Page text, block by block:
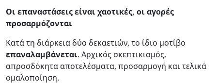
Οι επαναστάσεις είναι χαοτικές, οι αγορές
προσαρμόζονται
Κατά τη διάρκεια δύο δεκαετιών, το ίδιο μοτίβο
επαναλαμβάνεται. Αρχικός σκεπτικισμός,
απροσδόκητα αποτελέσματα, προσαρμογή και τελικά
ομαλοποίηση.